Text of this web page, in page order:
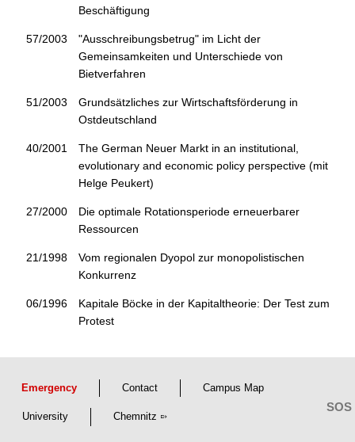
Beschäftigung
57/2003
"Ausschreibungsbetrug" im Licht der
Gemeinsamkeiten und Unterschiede von
Bietverfahren
51/2003
Grundsätzliches zur Wirtschaftsförderung in
Ostdeutschland
40/2001
The German Neuer Markt in an institutional,
evolutionary and economic policy perspective (mit
Helge Peukert)
27/2000
Die optimale Rotationsperiode erneuerbarer
Ressourcen
21/1998
Vom regionalen Dyopol zur monopolistischen
Konkurrenz
06/1996
Kapitale Böcke in der Kapitaltheorie: Der Test zum
Protest
Emergency Contact Campus Map
University Chemnitz